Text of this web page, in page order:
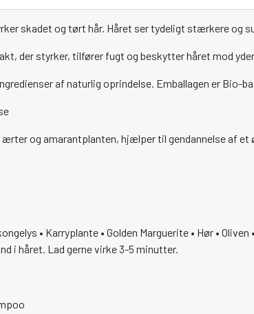
skadet og tørt hår. Håret ser tydeligt stærkere og
der styrker, tilfører fugt og beskytter håret mod
af naturlig oprindelse. Emballagen er Bio-
og amarantplanten, hjælper til gendannelse af
• Karryplante • Golden Marguerite • Hør • Oliven
i håret. Lad gerne virke 3-5 minutter.